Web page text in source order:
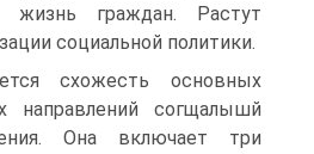
жизнь граждан. Растут
социальной политики.
схожесть основных
направ­лений согщалышй
Она включает три